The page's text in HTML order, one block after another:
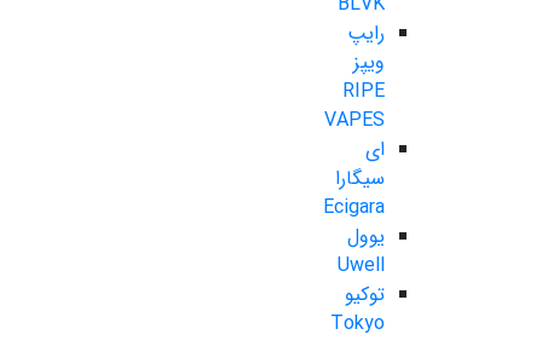
رایپ
ویپز
RIPE
VAPES
ای
سیگارا
Ecigara
یوول
Uwell
توکیو
Tokyo